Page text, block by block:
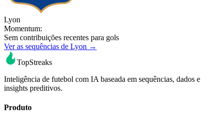
Lyon
Momentum:
Sem contribuições recentes para gols
Ver as sequências de Lyon →
TopStreaks
Inteligência de futebol com IA baseada em sequências, dados e
insights preditivos.
Produto